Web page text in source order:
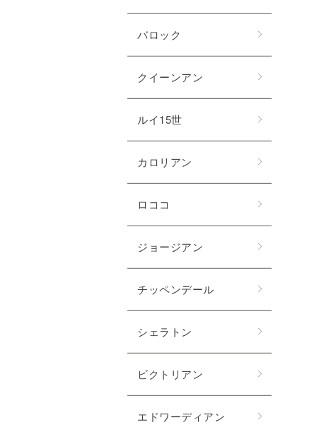
バロック
クイーンアン
ルイ15世
カロリアン
ロココ
ジョージアン
チッペンデール
シェラトン
ビクトリアン
エドワーディアン